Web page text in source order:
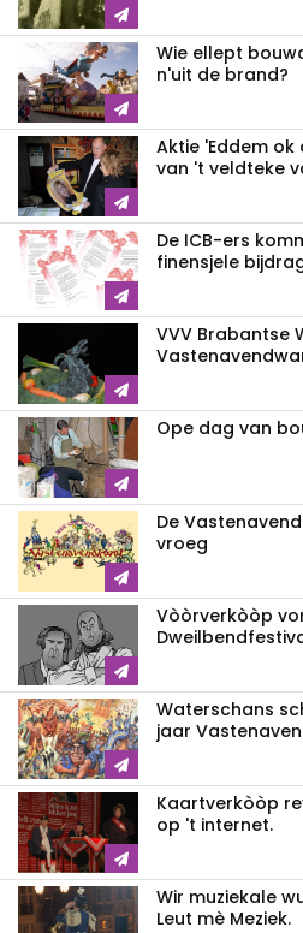
Wie ellept
n'uit de brand?
Aktie 'Eddem
van 't veldteke
De ICB-ers
finensjele
VVV Brabantse
Ope dag van
De
vroeg
Vòòrverkòòp
Waterschans
jaar
Kaartverkòòp
op 't internet.
Wir muziekale
Leut mè Meziek.